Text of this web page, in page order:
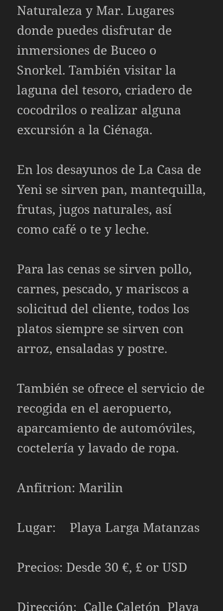
Naturaleza y Mar. Lugares
donde puedes disfrutar de
inmersiones de Buceo o
Snorkel. También visitar la
laguna del tesoro, criadero de
cocodrilos o realizar alguna
excursión a la Ciénaga.
En los desayunos de La Casa de
Yeni se sirven pan, mantequilla,
frutas, jugos naturales, así
como café o te y leche.
Para las cenas se sirven pollo,
carnes, pescado, y mariscos a
solicitud del cliente, todos los
platos siempre se sirven con
arroz, ensaladas y postre.
También se ofrece el servicio de
recogida en el aeropuerto,
aparcamiento de automóviles,
coctelería y lavado de ropa.
Anfitrion: Marilin
Lugar: Playa Larga Matanzas
Precios: Desde 30 €, £ or USD
Dirección: Calle Caletón Playa